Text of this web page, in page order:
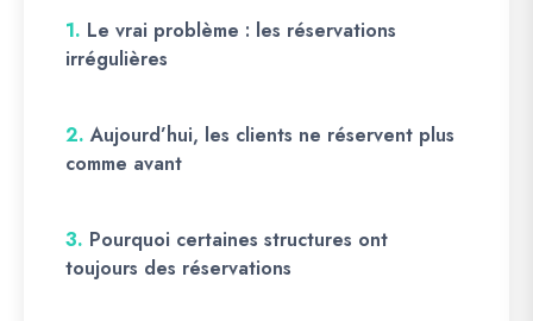
1. Le vrai problème : les réservations
irrégulières
2. Aujourd’hui, les clients ne réservent plus
comme avant
3. Pourquoi certaines structures ont
toujours des réservations